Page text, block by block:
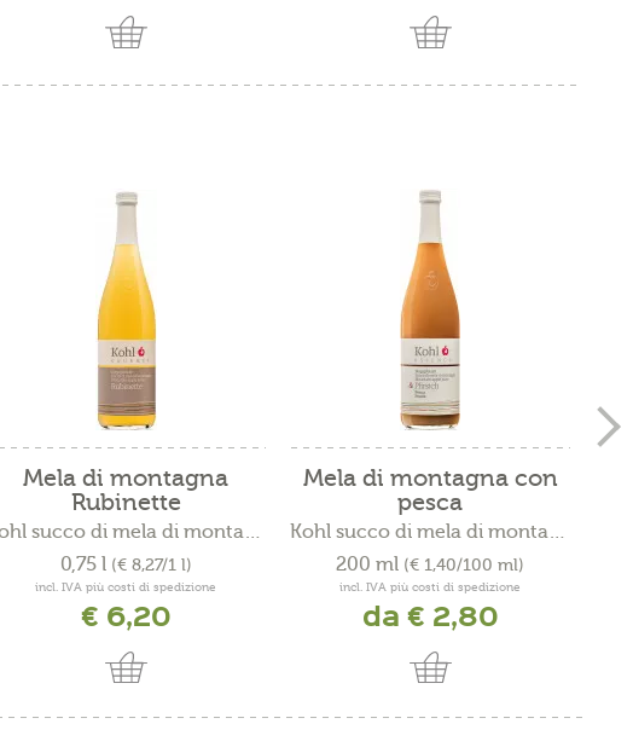
Mela di montagna
Rubinette
Kohl succo di mela di montagna
0,75 l (€ 8,27/1 l)
incl. IVA più costi di spedizione
€ 6,20
Mela di montagna con
pesca
Kohl succo di mela di montagna
200 ml (€ 1,40/100 ml)
incl. IVA più costi di spedizione
da € 2,80